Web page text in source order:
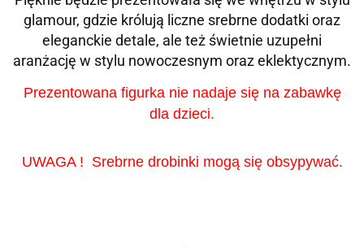
glamour, gdzie królują liczne srebrne dodatki oraz
eleganckie detale, ale też świetnie uzupełni
aranżację w stylu nowoczesnym oraz eklektycznym.
Prezentowana figurka nie nadaje się na zabawkę
dla dzieci.
UWAGA ! Srebrne drobinki mogą się obsypywać.